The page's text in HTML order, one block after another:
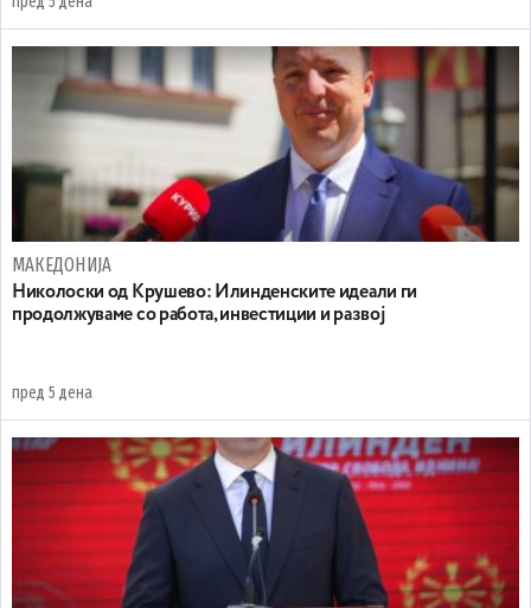
МАКЕДОНИЈА
Николоски од Крушево: Илинденските идеали ги
продолжуваме со работа, инвестиции и развој
пред 5 дена